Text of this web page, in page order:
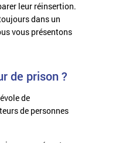
leur réinsertion.
dans un
vous présentons
de prison ?
de
de personnes